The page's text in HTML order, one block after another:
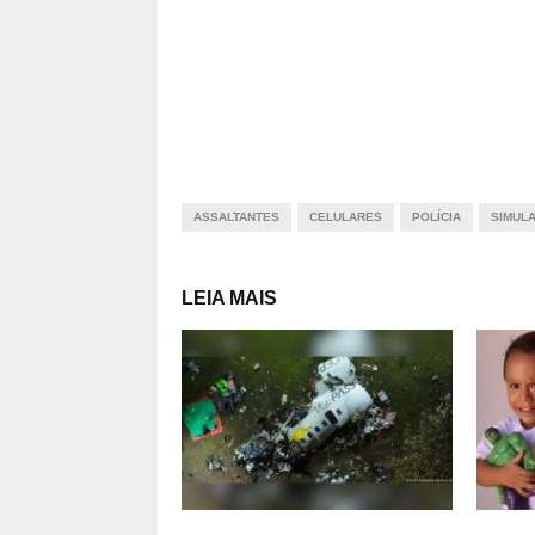
ASSALTANTES CELULARES POLÍCIA
LEIA MAIS